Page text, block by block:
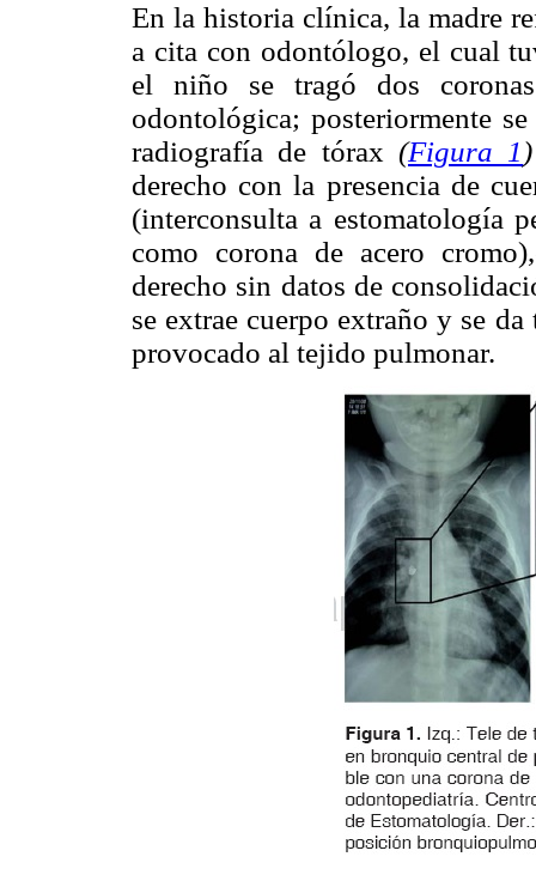
En la historia clínica, la madre
a cita con odontólogo, el cual
el niño se tragó dos
odontológica; posteriormente
radiografía de tórax (Figura 1)
derecho con la presencia de
(interconsulta a estomatología
como corona de acero
derecho sin datos de
se extrae cuerpo extraño y se
provocado al tejido pulmonar.